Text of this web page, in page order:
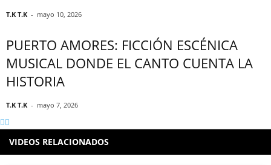
T.K T.K - mayo 10, 2026
PUERTO AMORES: FICCIÓN ESCÉNICA
MUSICAL DONDE EL CANTO CUENTA LA
HISTORIA
T.K T.K - mayo 7, 2026
VIDEOS RELACIONADOS